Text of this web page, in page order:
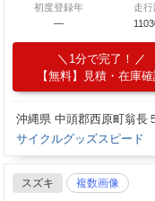
初度登録年
―
走
1分で完了！
【無料】見積・在庫
沖縄県 中頭郡西原町翁長
サイクルグッズスピード
スズキ 複数画像